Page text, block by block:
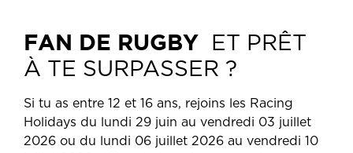
FAN DE RUGBY
ET PRÊT
À TE SURPASSER ?
Si tu as entre 12 et 16 ans, rejoins les Racing
Holidays du lundi 29 juin au vendredi 03 juillet
2026 ou du lundi 06 juillet 2026 au vendredi 10